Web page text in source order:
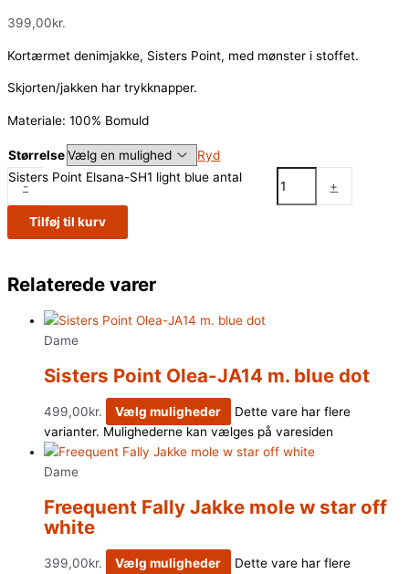
399,00kr.
Kortærmet denimjakke, Sisters Point, med mønster i stoffet.
Skjorten/jakken har trykknapper.
Materiale: 100% Bomuld
Størrelse Ryd
-
Sisters Point Elsana-SH1 light blue antal
+
Tilføj til kurv
Relaterede varer
Dame
Sisters Point Olea-JA14 m. blue dot
499,00kr. Vælg muligheder
Dette vare har flere
varianter. Mulighederne kan vælges på varesiden
Dame
Freequent Fally Jakke mole w star off
white
399,00kr. Vælg muligheder
Dette vare har flere